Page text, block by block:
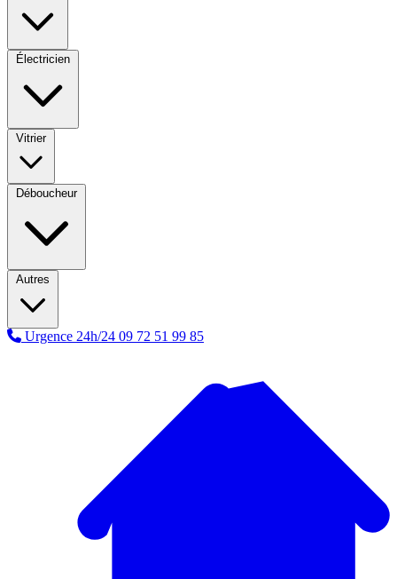
Électricien
Vitrier
Déboucheur
Autres
Urgence 24h/24 09 72 51 99 85